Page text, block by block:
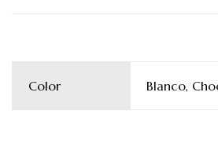
Color Blanco,